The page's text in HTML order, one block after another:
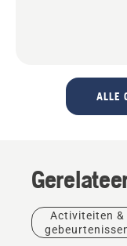
ALLE
Activiteiten &